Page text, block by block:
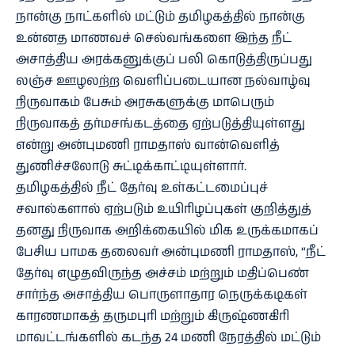
நான்கு நாட்களில் மட்டும் தமிழகத்தில் நான்கு
உன்னத மாணவச் செல்வங்களை இந்த நீட்
அசாத்திய அரக்கனுக்குப் பலி கொடுத்திருப்பது
லஞ்ச ஊழலற்ற வெளிப்படையான நல்வாழ்வு
நிருவாகம் பேசும் அரசுகளுக்கு மாபெரும்
நிருவாகத் தர்மசங்கடத்தை ஏற்படுத்தியுள்ளது
என்று அன்புமணி ராமதாஸ் வான்வெளித்
துணிச்சலோடு சுட்டிக்காட்டியுள்ளார்.
தமிழகத்தில் நீட் தேர்வு உள்கட்டமைப்புச்
சவால்களால் ஏற்படும் உயிரிழப்புகள் குறித்துத்
தனது நிருவாக அறிக்கையில் மிக உருக்கமாகப்
பேசிய பாமக தலைவர் அன்புமணி ராமதாஸ், “நீட்
தேர்வு எழுதவிருந்த அச்சம் மற்றும் மதிப்பெண்
சார்ந்த அசாத்திய பொருளாதார நெருக்கடிகள்
காரணமாகத் தருமபுரி மற்றும் கிருஷ்ணகிரி
மாவட்டங்களில் கடந்த 24 மணி நேரத்தில் மட்டும்